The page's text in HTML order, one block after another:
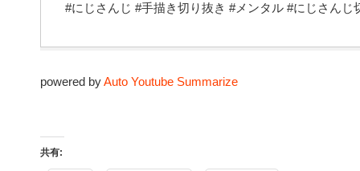
#にじさんじ #手描き切り抜き #メンタル #にじさんじ
powered byAuto Youtube Summarize
共有: